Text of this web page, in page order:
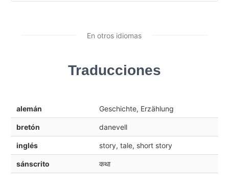
En otros idiomas
Traducciones
alemán Geschichte, Erzählung
bretón danevell
inglés story, tale, short story
sánscrito कथा